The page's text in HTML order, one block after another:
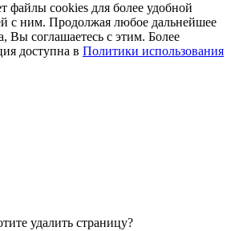
файлы cookies для более удобной
с ним. Продолжая любое дальнейшее
Вы соглашаетесь с этим. Более
доступна в Политики использования
удалить страницу?